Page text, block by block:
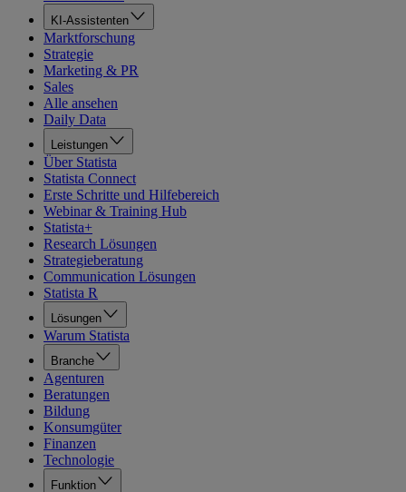
KI-Assistenten
Marktforschung
Strategie
Marketing & PR
Sales
Alle ansehen
Daily Data
Leistungen
Über Statista
Statista Connect
Erste Schritte und Hilfebereich
Webinar & Training Hub
Statista+
Research Lösungen
Strategieberatung
Communication Lösungen
Statista R
Lösungen
Warum Statista
Branche
Agenturen
Beratungen
Bildung
Konsumgüter
Finanzen
Technologie
Funktion